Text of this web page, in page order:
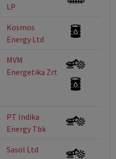
LP
Kosmos
Energy Ltd
MVM
Energetika Zrt
PT Indika
Energy Tbk
Sasol Ltd